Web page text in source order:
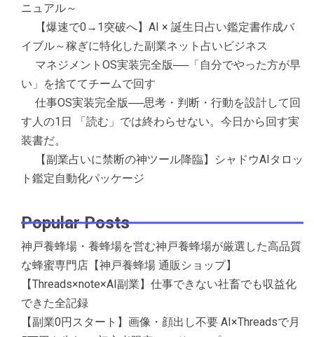
ニュアル～
【爆速で0→1突破へ】AI × 誕生日占い鑑定書作成バ
イブル～稼ぎに特化した副業ネット占いビジネス
マネジメントOS実装完全版──「自分でやった方が早
い」を捨ててチームで回す
仕事OS実装完全版──思考・判断・行動を設計して回
す人の1日 「読む」では終わらせない。今日から回す実
装書だ。
【副業占いに禁断の神ツール降臨】シャドウAIタロッ
ト鑑定自動化パッケージ
Popular Posts
神戸養蜂場・養蜂場を営む神戸養蜂場が厳選した高品質
な蜂蜜専門店【神戸養蜂場 通販ショップ】
【Threads×note×AI副業】仕事できない社畜でも収益化
できた全記録
【副業0円スタート】画像・顔出し不要 AI×Threadsで月